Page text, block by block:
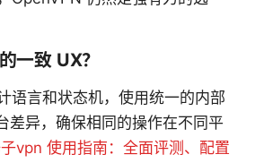
一致 UX？
语言和状态机，使用统一的内部
差异，确保相同的操作在不同平
vpn 使用指南：全面评测、配置